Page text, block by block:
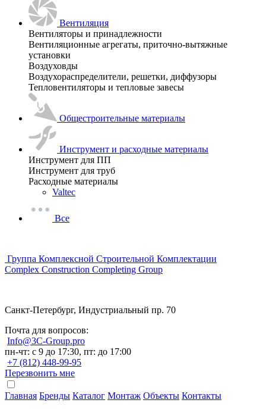
Вентиляция
Вентиляторы и принадлежности
Вентиляционные агрегаты, приточно-вытяжные
установки
Воздуховды
Воздухораспределители, решетки, диффузоры
Тепловентиляторы и тепловые завесы
Общестроительные материалы
Инструмент и расходные материалы
Инструмент для ПП
Инструмент для труб
Расходные материалы
Valtec
Все
Группа Комплексной Строительной Комплектации
Complex Construction Completing Group
Санкт-Петербург, Индустриальный пр. 70
Почта для вопросов:
Info@3C-Group.pro
пн-чт: с 9 до 17:30, пт: до 17:00
+7 (812) 448-99-95
Перезвонить мне
Главная Бренды Каталог Монтаж Объекты Контакты